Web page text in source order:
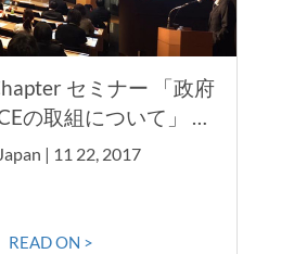
セミナー 「政府
の取組について」 観
担当参事官 内閣官房
| 11 22, 2017
READ ON >